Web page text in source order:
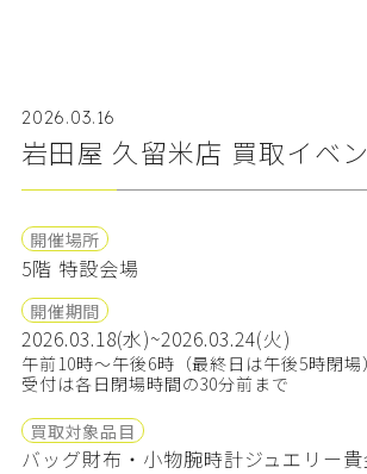
2026.03.16
岩田屋 久留米店 買取イベ
開催場所
5階 特設会場
開催期間
2026.03.18(水)~2026.03.24(火)
午前10時～午後6時（最終日は午後5時閉場
受付は各日閉場時間の30分前まで
買取対象品目
バッグ財布・小物腕時計ジュエリー